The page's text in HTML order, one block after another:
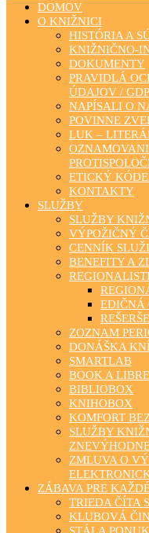
DOMOV
O KNIŽNICI
HISTÓRIA A
KNIŽNIČNO-
DOKUMENTY
PRAVIDLÁ
ÚDAJOV /
NAPÍSALI O
POVINNE
LUK –
ETICKÝ
KONTAKTY
SLUŽBY
SLUŽBY
VÝPOŽIČNÝ
CENNÍK
BENEFITY A
EDIČNÁ
REŠERŠE
ZOZNAM
DONÁŠKA
SMARTLAB
BOOK A
BIBLIOBOX
KNIHOBOX
KOMFORT
SLUŽBY
ZMLUVA O
ZÁBAVA PRE
TRIEDA ČÍTA
KLUBOVÁ